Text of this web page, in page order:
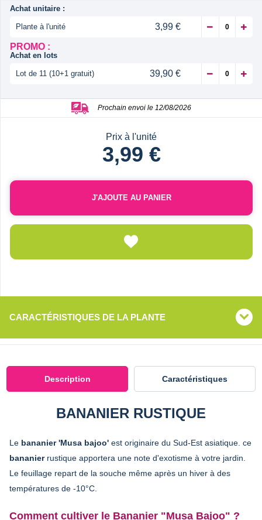
Achat unitaire :
Plante à l'unité
3,99 €
PROMO :
Achat en lots
Lot de 11 (10+1 gratuit) 39,90 €
Prochain envoi le 12/08/2026
Prix à l'unité
3,99 €
J'AJOUTE AU PANIER
CARACTÉRISTIQUES DE LA PLANTE
Description Caractéristiques
BANANIER RUSTIQUE
Le bananier 'Musa bajoo' est originaire du Sud-Est asiatique. ce
bananierrustique apportera une note d'exotisme à votre jardin.
Le feuillage repart de la souche même après un hiver à des
températures de -10°C.
Comment cultiver le Bananier "Musa Bajoo" ?